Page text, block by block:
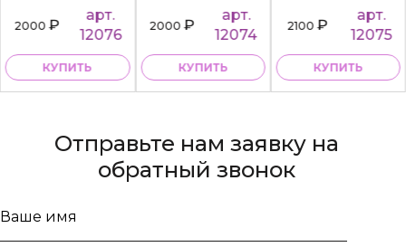
2000₽
арт.
12076
КУПИТЬ
2000₽
арт.
12074
КУПИТЬ
2100₽
арт.
12075
КУПИТЬ
Отправьте нам заявку на
обратный звонок